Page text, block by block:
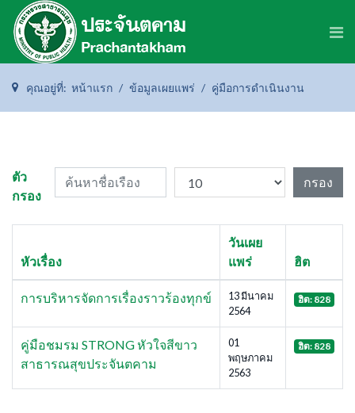
คุณอยู่ที่: หน้าแรก ข้อมูลเผยแพร่ คู่มือการดำเนินงาน
ตัว
กรอง
ค้นหาชื่อเรือง แสดง # กรอง
หัวเรื่อง
วันเผย
แพร่
ฮิต
การบริหารจัดการเรื่องราวร้องทุกข์
13 มีนาคม
2564
ฮิต: 828
คู่มือชมรม STRONG หัวใจสีขาว
สาธารณสุขประจันตคาม
01
พฤษภาคม
2563
ฮิต: 828